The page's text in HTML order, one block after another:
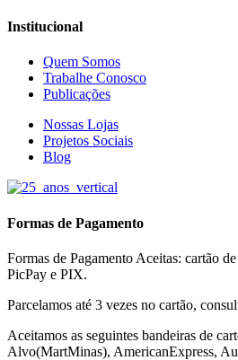
Institucional
Quem Somos
Trabalhe Conosco
Publicações
Nossas Lojas
Projetos Sociais
Blog
Formas de Pagamento
Formas de Pagamento Aceitas: cartão
PicPay e PIX.
Parcelamos até 3 vezes no cartão,
Aceitamos as seguintes bandeiras de
Alvo(MartMinas), AmericanExpress,